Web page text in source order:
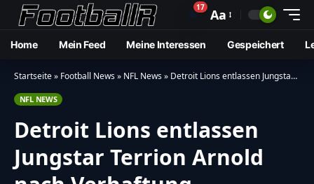
🔔17 Aa
Home Mein Feed Meine Interessen Gespeichert
Startseite» Football News» NFL News» Detroit Lions entlassen Jungstar Terrion Arnold nach Verhaftung
NFL NEWS
Detroit Lions entlassen
Jungstar Terrion Arnold